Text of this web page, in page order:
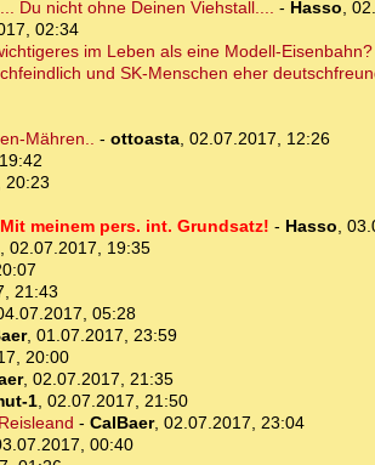
Du nicht ohne Deinen Viehstall.... - Hasso,
02:34
im Leben als eine Modell-Eisenbahn?
und SK-Menschen eher
Mähren.. - ottoasta, 02.07.2017, 12:26
20:23
meinem pers. int. Grundsatz! - Hasso,
, 02.07.2017, 19:35
21:43
05:28
, 01.07.2017, 23:59
20:00
, 02.07.2017, 21:35
1, 02.07.2017, 21:50
- CalBaer, 02.07.2017, 23:04
00:40